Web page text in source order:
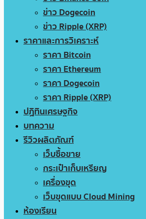
ข่าว Dogecoin
ข่าว Ripple (XRP)
ราคาและการวิเคราะห์
ราคา Bitcoin
ราคา Ethereum
ราคา Dogecoin
ราคา Ripple (XRP)
ปฏิทินเศรษฐกิจ
บทความ
รีวิวผลิตภัณฑ์
เว็บซื้อขาย
กระเป๋าเก็บเหรียญ
เครื่องขุด
เว็บขุดแบบ Cloud Mining
ห้องเรียน